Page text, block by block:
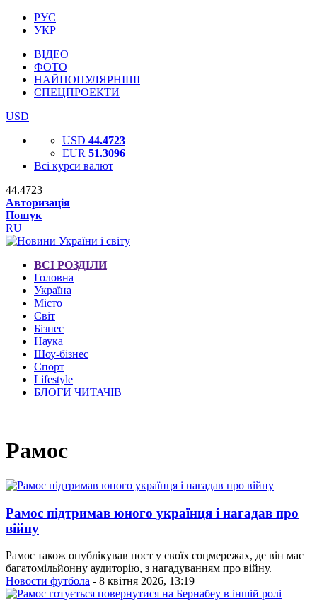
РУС
УКР
ВІДЕО
ФОТО
НАЙПОПУЛЯРНІШІ
СПЕЦПРОЕКТИ
USD
USD 44.4723
EUR 51.3096
Всі курси валют
44.4723
Авторизація
Пошук
RU
ВСІ РОЗДІЛИ
Головна
Україна
Місто
Світ
Бізнес
Наука
Шоу-бізнес
Спорт
Lifestyle
БЛОГИ ЧИТАЧІВ
Рамос
Рамос підтримав юного українця і нагадав про
війну
Рамос також опублікував пост у своїх соцмережах, де він має
багатомільйонну аудиторію, з нагадуванням про війну.
Новости футбола - 8 квітня 2026, 13:19